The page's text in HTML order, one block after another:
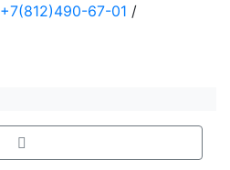
+7(812)490-67-01 /